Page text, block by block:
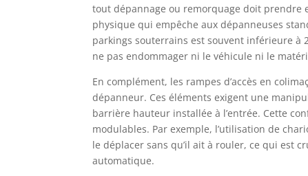
tout dépannage ou remorquage doit prendre
physique qui empêche aux dépanneuses
parkings souterrains est souvent inférieure
ne pas endommager ni le véhicule ni le
En complément, les rampes d’accès en
dépanneur. Ces éléments exigent une
barrière hauteur installée à l’entrée. Cette
modulables. Par exemple, l’utilisation de
le déplacer sans qu’il ait à rouler, ce qui est
automatique.